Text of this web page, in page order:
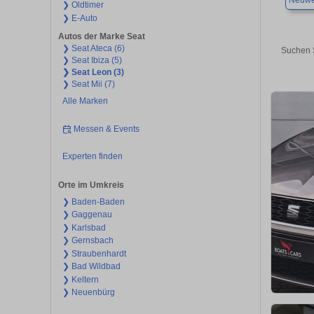
❯ Oldtimer
❯ E-Auto
Autos der Marke Seat
❯ Seat Ateca (6)
❯ Seat Ibiza (5)
❯ Seat Leon (3)
❯ Seat Mii (7)
Alle Marken
Messen & Events
Experten finden
Orte im Umkreis
❯ Baden-Baden
❯ Gaggenau
❯ Karlsbad
❯ Gernsbach
❯ Straubenhardt
❯ Bad Wildbad
❯ Keltern
❯ Neuenbürg
Suchen